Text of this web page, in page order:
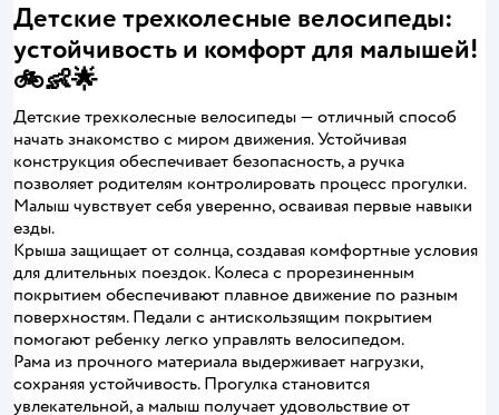
Детские трехколесные велосипеды:
устойчивость и комфорт для малышей!
🚲👶🌟
Детские трехколесные велосипеды — отличный способ
начать знакомство с миром движения. Устойчивая
конструкция обеспечивает безопасность, а ручка
позволяет родителям контролировать процесс прогулки.
Малыш чувствует себя уверенно, осваивая первые навыки
езды.
Крыша защищает от солнца, создавая комфортные условия
для длительных поездок. Колеса с прорезиненным
покрытием обеспечивают плавное движение по разным
поверхностям. Педали с антискользящим покрытием
помогают ребенку легко управлять велосипедом.
Рама из прочного материала выдерживает нагрузки,
сохраняя устойчивость. Прогулка становится
увлекательной, а малыш получает удовольствие от